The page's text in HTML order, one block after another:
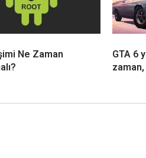
Ne Zaman
GTA 6
zaman,